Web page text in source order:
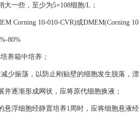
一些，至少为5×108细胞/L；
Corning 10-010-CVR)或DMEM(Corning
80%
养箱中培养；
振荡，以防止刚贴壁的细胞发生脱落，
逐渐形成网状，应将原代细胞换液；
浮细胞经静置培养1周时，应将细胞悬液